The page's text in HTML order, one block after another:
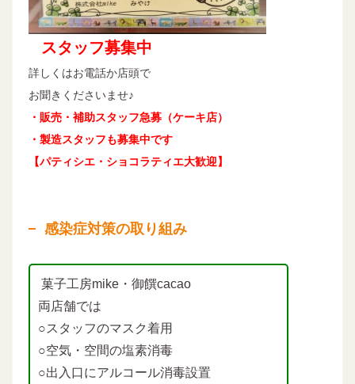
スタッフ募集中
詳しくはお電話か店頭で
お聞きくださいませ♪
・販売・補助スタッフ急募（ケーキ店）
・製造スタッフも募集中です
【パティシエ・ショコラティエ大歓迎】
感染症対策の取り組み
菓子工房mike・御饌cacao
両店舗では
○スタッフのマスク着用
○空気・空間の塩素消毒
○出入口にアルコール消毒設置